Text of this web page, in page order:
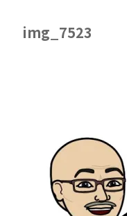
img_7523